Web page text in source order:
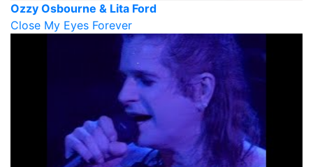
Ozzy Osbourne & Lita Ford
Close My Eyes Forever